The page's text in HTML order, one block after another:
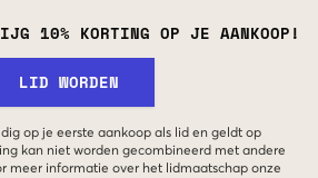
10% KORTING OP JE AANKOOP!
LID WORDEN
op je eerste aankoop als lid en geldt op
kan niet worden gecombineerd met andere
meer informatie over het lidmaatschap onze